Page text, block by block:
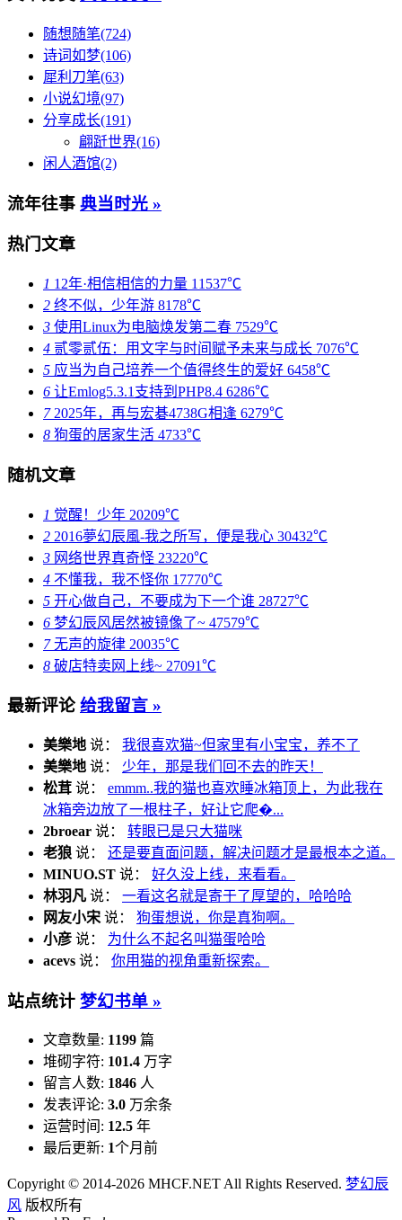
随想随笔(724)
诗词如梦(106)
犀利刀笔(63)
小说幻境(97)
分享成长(191)
翩跹世界(16)
闲人酒馆(2)
流年往事 典当时光 »
热门文章
1 12年·相信相信的力量 11537℃
2 终不似，少年游 8178℃
3 使用Linux为电脑焕发第二春 7529℃
4 贰零贰伍：用文字与时间赋予未来与成长 7076℃
5 应当为自己培养一个值得终生的爱好 6458℃
6 让Emlog5.3.1支持到PHP8.4 6286℃
72025年，再与宏碁4738G相逢 6279℃
8 狗蛋的居家生活 4733℃
随机文章
1 觉醒！少年 20209℃
2 2016夢幻辰風-我之所写，便是我心 30432℃
3 网络世界真奇怪 23220℃
4 不懂我，我不怪你 17770℃
5 开心做自己，不要成为下一个谁 28727℃
6 梦幻辰风居然被镜像了~ 47579℃
7无声的旋律 20035℃
8 破店特卖网上线~ 27091℃
最新评论 给我留言 »
美樂地 说： 我很喜欢猫~但家里有小宝宝，养不了
美樂地 说： 少年，那是我们回不去的昨天！
松茸 说： emmm..我的猫也喜欢睡冰箱顶上，为此我在
冰箱旁边放了一根柱子，好让它爬�...
2broear 说： 转眼已是只大猫咪
老狼 说： 还是要直面问题，解决问题才是最根本之道。
MINUO.ST 说： 好久没上线，来看看。
林羽凡 说： 一看这名就是寄于了厚望的，哈哈哈
网友小宋 说： 狗蛋想说，你是真狗啊。
小彦 说： 为什么不起名叫猫蛋哈哈
acevs 说： 你用猫的视角重新探索。
站点统计 梦幻书单 »
文章数量: 1199 篇
堆砌字符: 101.4 万字
留言人数: 1846 人
发表评论: 3.0 万余条
运营时间: 12.5 年
最后更新: 1个月前
Copyright © 2014-2026 MHCF.NET All Rights Reserved. 梦幻辰
风 版权所有